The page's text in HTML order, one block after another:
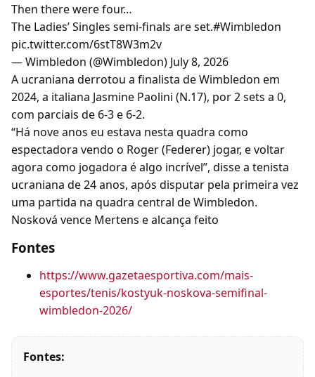
Then there were four…
The Ladies’ Singles semi-finals are set.#Wimbledon
pic.twitter.com/6stT8W3m2v
— Wimbledon (@Wimbledon) July 8, 2026
A ucraniana derrotou a finalista de Wimbledon em
2024, a italiana Jasmine Paolini (N.17), por 2 sets a 0,
com parciais de 6-3 e 6-2.
“Há nove anos eu estava nesta quadra como
espectadora vendo o Roger (Federer) jogar, e voltar
agora como jogadora é algo incrível”, disse a tenista
ucraniana de 24 anos, após disputar pela primeira vez
uma partida na quadra central de Wimbledon.
Nosková vence Mertens e alcança feito
Fontes
https://www.gazetaesportiva.com/mais-
esportes/tenis/kostyuk-noskova-semifinal-
wimbledon-2026/
Fontes: